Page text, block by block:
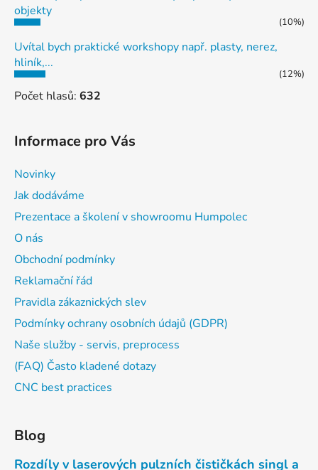
objekty
(10%)
Uvítal bych praktické workshopy např. plasty, nerez,
hliník,...
(12%)
Počet hlasů: 632
Informace pro Vás
Novinky
Jak dodáváme
Prezentace a školení v showroomu Humpolec
O nás
Obchodní podmínky
Reklamační řád
Pravidla zákaznických slev
Podmínky ochrany osobních údajů (GDPR)
Naše služby - servis, preprocess
(FAQ) Často kladené dotazy
CNC best practices
Blog
Rozdíly v laserových pulzních čističkách singl a